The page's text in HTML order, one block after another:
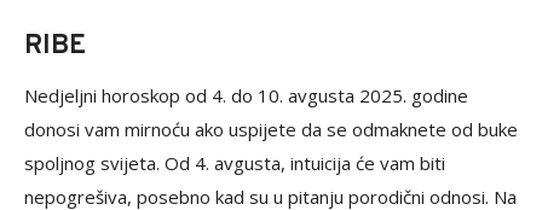
RIBE
Nedjeljni horoskop od 4. do 10. avgusta 2025. godine
donosi vam mirnoću ako uspijete da se odmaknete od buke
spoljnog svijeta. Od 4. avgusta, intuicija će vam biti
nepogrešiva, posebno kad su u pitanju porodični odnosi. Na